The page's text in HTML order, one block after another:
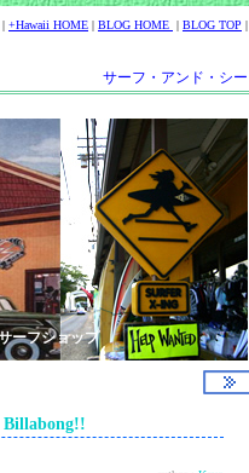
| +Hawaii HOME | BLOG HOME | BLOG TOP |
サーフ・アンド・シー
ーフショップ
Billabong!!